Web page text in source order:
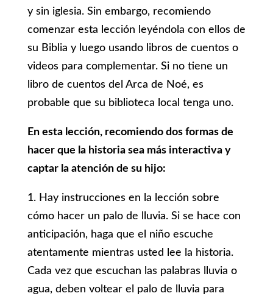
y sin iglesia. Sin embargo, recomiendo
comenzar esta lección leyéndola con ellos de
su Biblia y luego usando libros de cuentos o
videos para complementar. Si no tiene un
libro de cuentos del Arca de Noé, es
probable que su biblioteca local tenga uno.
En esta lección, recomiendo dos formas de
hacer que la historia sea más interactiva y
captar la atención de su hijo:
1. Hay instrucciones en la lección sobre
cómo hacer un palo de lluvia. Si se hace con
anticipación, haga que el niño escuche
atentamente mientras usted lee la historia.
Cada vez que escuchan las palabras lluvia o
agua, deben voltear el palo de lluvia para